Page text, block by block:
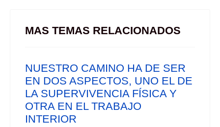
MAS TEMAS RELACIONADOS
NUESTRO CAMINO HA DE SER
EN DOS ASPECTOS, UNO EL DE
LA SUPERVIVENCIA FÍSICA Y
OTRA EN EL TRABAJO
INTERIOR